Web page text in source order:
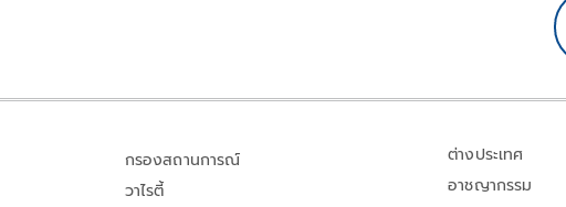
กรองสถานการณ์
วาไรตี้
ต่างประเทศ
อาชญากรรม